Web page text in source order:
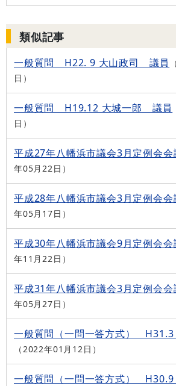
類似記事
一般質問 H22. 9 大山政司 議員
日
一般質問 H19.12 大城一郎 議員
日
平成27年八幡浜市議会3月定例会
年05月22日
平成28年八幡浜市議会3月定例会
年05月17日
平成30年八幡浜市議会9月定例会
年11月22日
平成31年八幡浜市議会3月定例会
年05月27日
一般質問（一問一答方式）
2022年01月12日
一般質問（一問一答方式）